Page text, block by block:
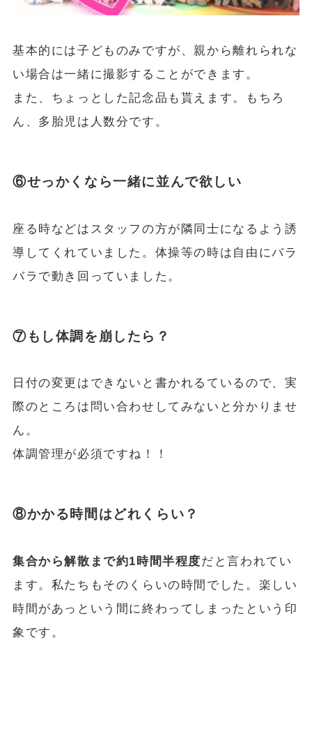
基本的には子どものみですが、親から離れられな
い場合は一緒に撮影することができます。
また、ちょっとした記念品も貰えます。もちろ
ん、多胎児は人数分です。
⑥せっかくなら一緒に並んで欲しい
座る時などはスタッフの方が隣同士になるよう誘
導してくれていました。体操等の時は自由にバラ
バラで動き回っていました。
⑦もし体調を崩したら？
日付の変更はできないと書かれるているので、実
際のところは問い合わせしてみないと分かりませ
ん。
体調管理が必須ですね！！
⑧かかる時間はどれくらい？
集合から解散まで約1時間半程度だと言われてい
ます。私たちもそのくらいの時間でした。楽しい
時間があっという間に終わってしまったという印
象です。